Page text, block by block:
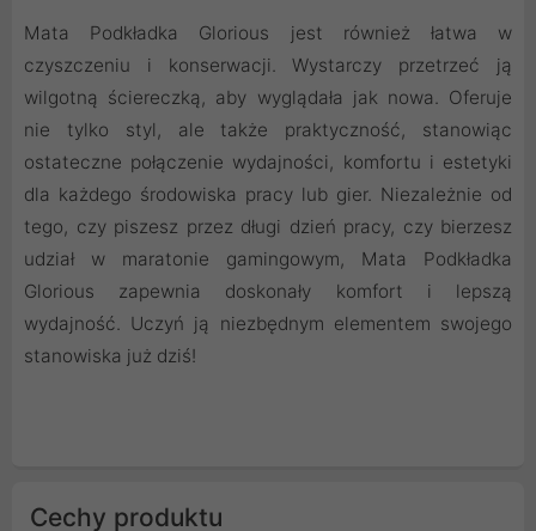
Mata Podkładka Glorious jest również łatwa w
czyszczeniu i konserwacji. Wystarczy przetrzeć ją
wilgotną ściereczką, aby wyglądała jak nowa. Oferuje
nie tylko styl, ale także praktyczność, stanowiąc
ostateczne połączenie wydajności, komfortu i estetyki
dla każdego środowiska pracy lub gier. Niezależnie od
tego, czy piszesz przez długi dzień pracy, czy bierzesz
udział w maratonie gamingowym, Mata Podkładka
Glorious zapewnia doskonały komfort i lepszą
wydajność. Uczyń ją niezbędnym elementem swojego
stanowiska już dziś!
Cechy produktu